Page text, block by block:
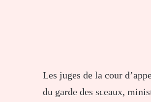
Les juges de la cour
du garde des sceaux,